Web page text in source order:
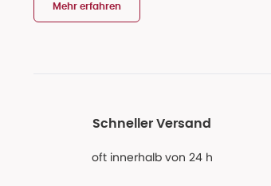
Mehr erfahren
Schneller Versand
oft innerhalb von 24 h